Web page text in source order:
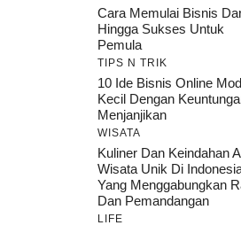
Cara Memulai Bisnis
Hingga Sukses Untuk
Pemula
TIPS N TRIK
10 Ide Bisnis Online
Kecil Dengan
Menjanjikan
WISATA
Kuliner Dan Keindahan
Wisata Unik Di
Yang Menggabungkan
Dan Pemandangan
LIFE